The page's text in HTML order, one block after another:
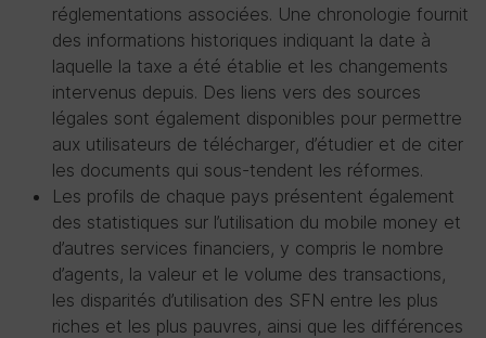
réglementations associées. Une chronologie fournit
des informations historiques indiquant la date à
laquelle la taxe a été établie et les changements
intervenus depuis. Des liens vers des sources
légales sont également disponibles pour permettre
aux utilisateurs de télécharger, d’étudier et de citer
les documents qui sous-tendent les réformes.
Les profils de chaque pays présentent également
des statistiques sur l’utilisation du mobile money et
d’autres services financiers, y compris le nombre
d’agents, la valeur et le volume des transactions,
les disparités d’utilisation des SFN entre les plus
riches et les plus pauvres, ainsi que les différences